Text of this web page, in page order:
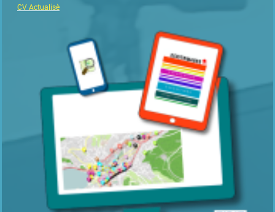
CV Actualisè